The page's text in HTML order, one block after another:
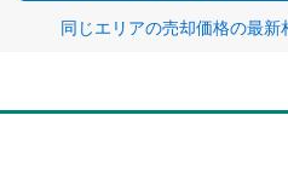
同じエリアの売却価格の最新